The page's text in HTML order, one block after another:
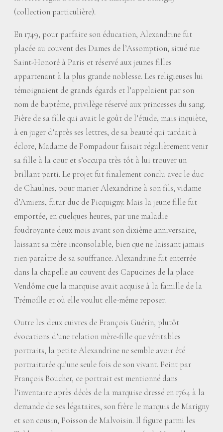
(collection particulière).
En 1749, pour parfaire son éducation, Alexandrine fut
placée au couvent des Dames de l’Assomption, situé rue
Saint-Honoré à Paris et réservé aux jeunes filles
appartenant à la plus grande noblesse. Les religieuses lui
témoignaient de grands égards et l’appelaient par son
nom de baptême, privilège réservé aux princesses du sang.
Fière de sa fille qui avait le goût de l’étude, mais inquiète,
à en juger d’après ses lettres, de sa beauté qui tardait à
éclore, Madame de Pompadour faisait régulièrement venir
sa fille à la cour et s’occupa très tôt à lui trouver un
brillant parti. Le projet fut finalement conclu avec le duc
de Chaulnes, pour marier Alexandrine à son fils, vidame
d’Amiens, futur duc de Picquigny. Mais la jeune fille fut
emportée, en quelques heures, par une maladie
foudroyante deux mois avant son dixième anniversaire,
laissant sa mère inconsolable, bien que ne laissant jamais
rien paraître de sa souffrance. Alexandrine fut enterrée
dans la chapelle au couvent des Capucines de la place
Vendôme que la marquise avait acquise à la famille de la
Trémoïlle et où elle voulut elle-même reposer.
Outre les deux cuivres de François Guérin, plutôt
évocations d’une relation mère-fille que véritables
portraits, la petite Alexandrine ne semble avoir été
portraiturée qu’une seule fois de son vivant. Peint par
François Boucher, ce portrait est mentionné dans
l’inventaire après décès de la marquise dressé en 1764 à la
demande de ses légataires, son frère le marquis de Marigny
et son cousin, Poisson de Malvoisin. Il figure parmi les